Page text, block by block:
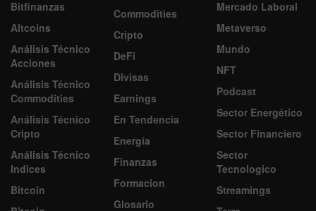
Bitfinanzas
Altcoins
Análisis Técnico
Acciones
Análisis Técnico
Commodities
Análisis Técnico
Cripto
Análisis Técnico
Indices
Bitcoin
Commodities
Cripto
DeFi
Divisas
Earnings
En Tendencia
Energía
Finanzas
Formacion
Glosario
Mercado Laboral
Metaverso
Mundo
NFT
Podcast
Sector Energético
Sector Financiero
Sector
Tecnologico
Streamings